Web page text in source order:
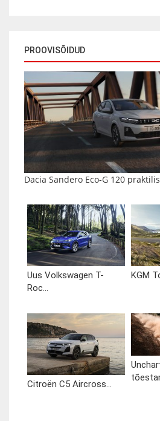
PROOVISÕIDUD
Dacia Sandero Eco-G 120
Uus Volkswagen T-
Roc...
KGM
Citroën C5 Aircross...